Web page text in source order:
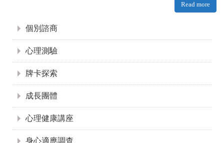
Read more
個別諮商
心理測驗
牌卡探索
成長團體
心理健康講座
身心適應調查